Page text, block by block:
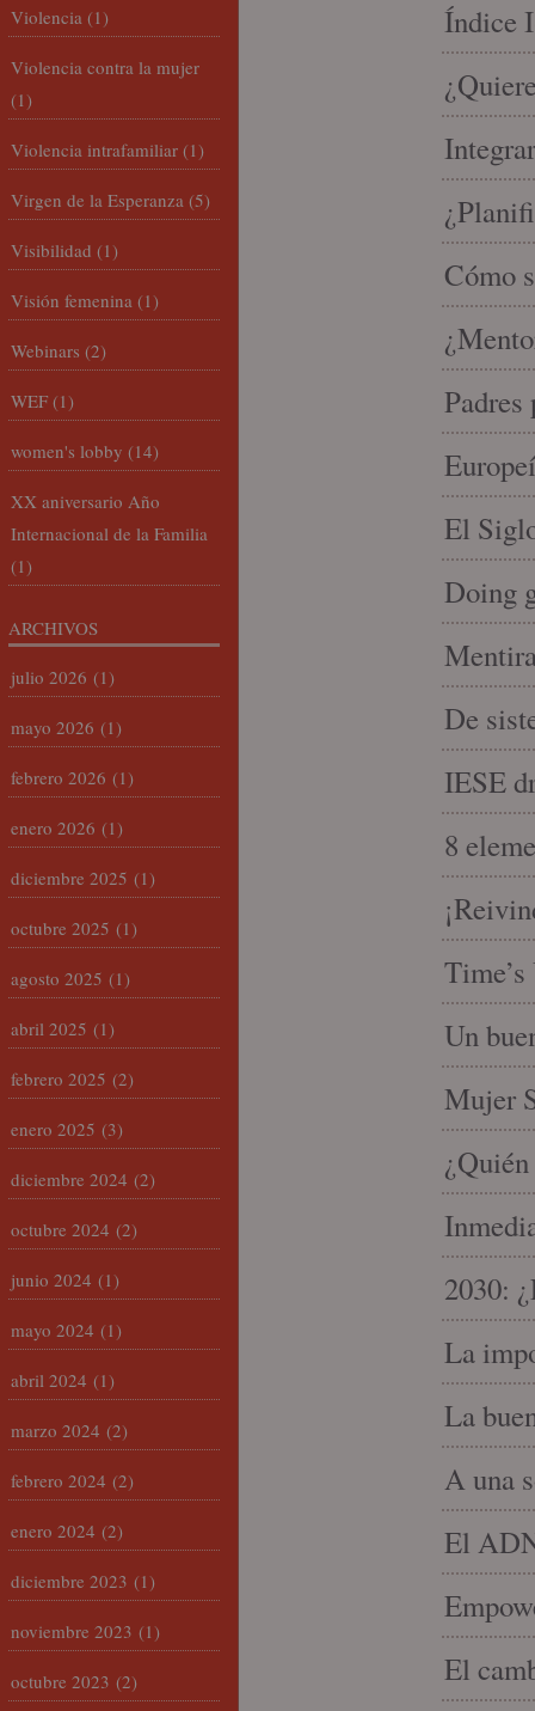
Índice
Cómo
Padres
El
Doing
De
IESE
8
Un
Mujer
2030:
La
La
A una
El
El
Violencia (1)
Violencia contra la mujer
(1)
Violencia intrafamiliar (1)
Virgen de la Esperanza (5)
Visibilidad (1)
Visión femenina (1)
Webinars (2)
WEF (1)
women's lobby (14)
XX aniversario Año
Internacional de la Familia
(1)
ARCHIVOS
julio 2026 (1)
mayo 2026 (1)
febrero 2026 (1)
enero 2026 (1)
diciembre 2025 (1)
octubre 2025 (1)
agosto 2025 (1)
abril 2025 (1)
febrero 2025 (2)
enero 2025 (3)
diciembre 2024 (2)
octubre 2024 (2)
junio 2024 (1)
mayo 2024 (1)
abril 2024 (1)
marzo 2024 (2)
febrero 2024 (2)
enero 2024 (2)
diciembre 2023 (1)
noviembre 2023 (1)
octubre 2023 (2)